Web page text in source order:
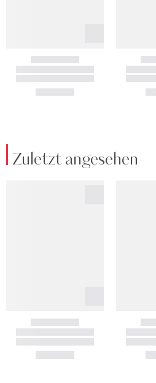
Zuletzt angesehen